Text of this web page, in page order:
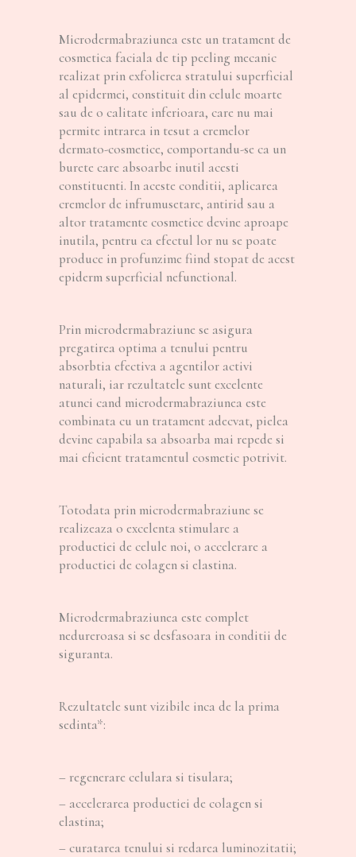
Microdermabraziunea este un tratament de
cosmetica faciala de tip peeling mecanic
realizat prin exfolierea stratului superficial
al epidermei, constituit din celule moarte
sau de o calitate inferioara, care nu mai
permite intrarea in tesut a cremelor
dermato-cosmetice, comportandu-se ca un
burete care absoarbe inutil acesti
constituenti. In aceste conditii, aplicarea
cremelor de infrumusetare, antirid sau a
altor tratamente cosmetice devine aproape
inutila, pentru ca efectul lor nu se poate
produce in profunzime fiind stopat de acest
epiderm superficial nefunctional.
Prin microdermabraziune se asigura
pregatirea optima a tenului pentru
absorbtia efectiva a agentilor activi
naturali, iar rezultatele sunt excelente
atunci cand microdermabraziunea este
combinata cu un tratament adecvat, pielea
devine capabila sa absoarba mai repede si
mai eficient tratamentul cosmetic potrivit.
Totodata prin microdermabraziune se
realizeaza o excelenta stimulare a
productiei de celule noi, o accelerare a
productiei de colagen si elastina.
Microdermabraziunea este complet
nedureroasa si se desfasoara in conditii de
siguranta.
Rezultatele sunt vizibile inca de la prima
sedinta*:
– regenerare celulara si tisulara;
– accelerarea productiei de colagen si
elastina;
– curatarea tenului si redarea luminozitatii;